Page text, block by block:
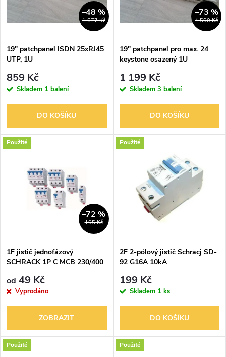
í
p
r
o
d
i
s
p
r
d
ů
1 677 Kč
–48 %
19" patchpanel ISDN 25xRJ45
UTP, 1U
859 Kč
Skladem 1 balení
DO KOŠÍKU
4 500 Kč
–73 %
19" patchpanel pro max. 24
keystone osazený 1U
1 199 Kč
Skladem 3 balení
DO KOŠÍKU
Použité
105 Kč
–72 %
1F jistič jednofázový
SCHRACK 1P C MCB 230/400
od 49 Kč
Vyprodáno
ZOBRAZIT
Použité
2F 2-pólový jistič Schracj SD-
92 G16A 10kA
199 Kč
Skladem 1 ks
DO KOŠÍKU
Použité Použité